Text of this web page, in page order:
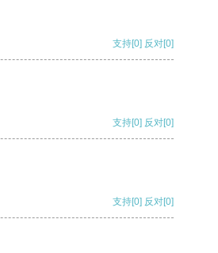
支持[0] 反对[0]
支持[0] 反对[0]
支持[0] 反对[0]